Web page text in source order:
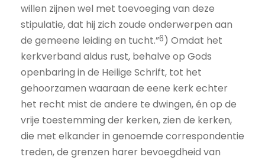
willen zijnen wel met toevoeging van deze
stipulatie, dat hij zich zoude onderwerpen aan
de gemeene leiding en tucht.”6) Omdat het
kerkverband aldus rust, behalve op Gods
openbaring in de Heilige Schrift, tot het
gehoorzamen waaraan de eene kerk echter
het recht mist de andere te dwingen, én op de
vrije toestemming der kerken, zien de kerken,
die met elkander in genoemde correspondentie
treden, de grenzen harer bevoegdheid van